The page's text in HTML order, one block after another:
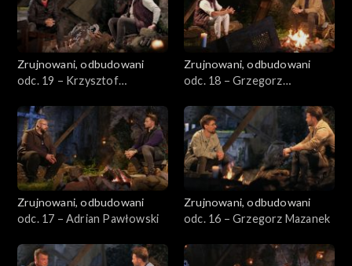
Zrujnowani, odbudowani
odc. 19 – Krzysztof
Zrujnowani, odbudowani
odc. 18 – Grzegorz
Zrujnowani, odbudowani
odc. 17 – Adrian Pawłowski
Zrujnowani, odbudowani
odc. 16 – Grzegorz Mazanek